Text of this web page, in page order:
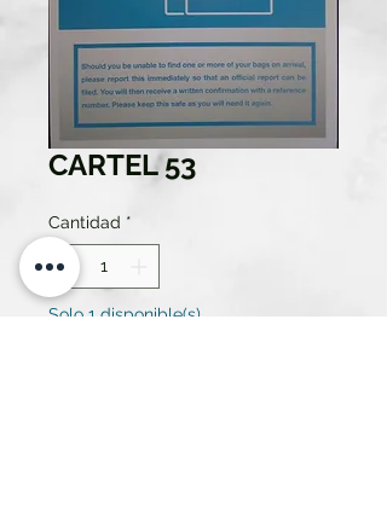
CARTEL 53
Cantidad *
Solo 1 disponible(s)